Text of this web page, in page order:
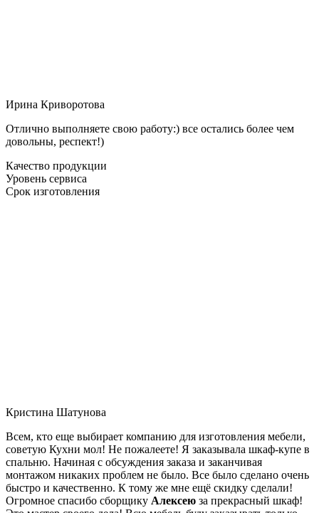
Ирина Криворотова
Отлично выполняете свою работу:) все остались более чем
довольны, респект!)
Качество продукции
Уровень сервиса
Срок изготовления
Кристина Шатунова
Всем, кто еще выбирает компанию для изготовления мебели,
советую Кухни мол! Не пожалеете! Я заказывала шкаф-купе в
спальню. Начиная с обсуждения заказа и заканчивая
монтажом никаких проблем не было. Все было сделано очень
быстро и качественно. К тому же мне ещё скидку сделали!
Огромное спасибо сборщику Алексею за прекрасный шкаф!